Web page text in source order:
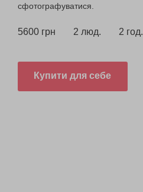
сфотографуватися.
5600 грн 2 люд. 2 год.
Купити для себе